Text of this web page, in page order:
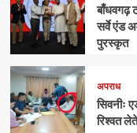
बाँधवगढ़
सर्वे एंड
पुरस्कृत
अपराध
सिवनीः
रिश्वत